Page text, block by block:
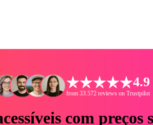
4.9
from 33.572 reviews on Trustpilot
com preços